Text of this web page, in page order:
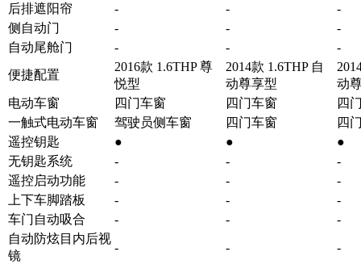
后排遮阳帘
- -
-
侧自动门
- -
-
自动尾舱门
- -
-
便捷配置
2016款 1.6THP 尊
悦型
2014款 1.6THP 自
动尊享型
动
电动车窗
四门车窗 四门车窗
四
一触式电动车窗
驾驶员侧车窗 四门车窗
四
遥控钥匙
● ●
●
无钥匙系统
- -
-
遥控启动功能
- -
-
上下车脚踏板
- -
-
车门自动吸合
- -
-
自动防炫目内后视
镜
- -
-